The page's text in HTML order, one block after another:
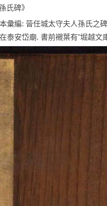
氏碑》
彙編: 晉任城太守夫人孫氏之
泰安岱廟. 書前襯葉有"堀越文